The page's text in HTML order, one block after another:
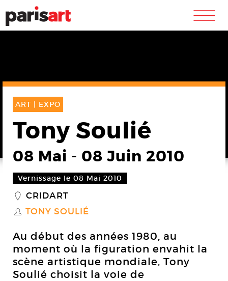
m
ART | EXPO
Tony Soulié
08 Mai - 08 Juin 2010
Vernissage le 08 Mai 2010
_ CRIDART
S TONY SOULIÉ
Au début des années 1980, au
moment où la figuration envahit la
scène artistique mondiale, Tony
Soulié choisit la voie de